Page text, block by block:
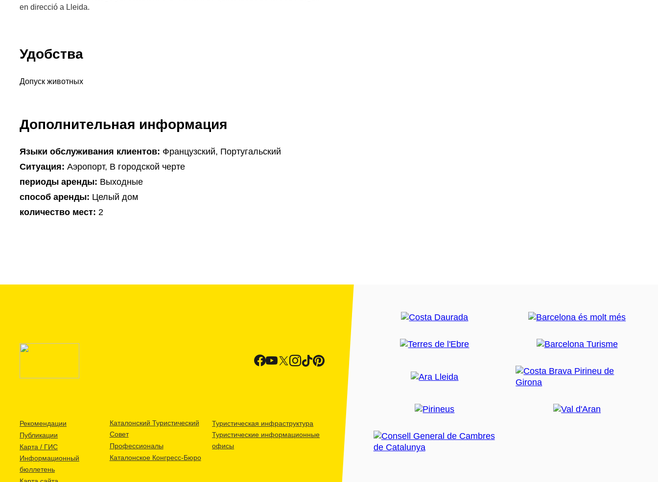
en direcció a Lleida.
Удобства
Допуск животных
Дополнительная информация
Языки обслуживания клиентов: Французский, Португальский
Ситуация: Аэропорт, В городской черте
периоды аренды: Выходные
способ аренды: Целый дом
количество мест: 2
Рекомендации
Публикации
Карта / ГИС
Информационный
бюллетень
Каталонский Туристический
Совет
Профессионалы
Каталонское Конгресс-Бюро
Туристическая инфраструктура
Туристические информационные
офисы